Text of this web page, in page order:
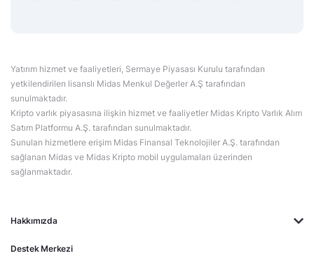
Hakkımızda
Destek Merkezi
Yatırım hizmet ve faaliyetleri, Sermaye Piyasası Kurulu tarafından
yetkilendirilen lisanslı Midas Menkul Değerler A.Ş tarafından
sunulmaktadır.
Kripto varlık piyasasına ilişkin hizmet ve faaliyetler Midas Kripto Varlık Alım
Satım Platformu A.Ş. tarafından sunulmaktadır.
Sunulan hizmetlere erişim Midas Finansal Teknolojiler A.Ş. tarafından
sağlanan Midas ve Midas Kripto mobil uygulamaları üzerinden
sağlanmaktadır.